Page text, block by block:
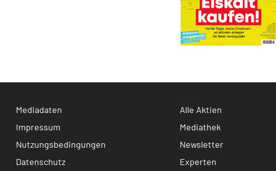
Mediadaten
Impressum
Nutzungsbedingungen
Datenschutz
Alle Aktien
Mediathek
Newsletter
Experten